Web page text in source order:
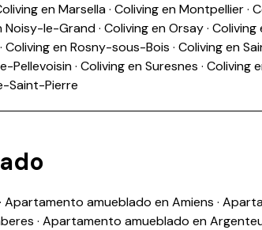
en Marsella· Coliving en Montpellier·
Noisy-le-Grand· Coliving en Orsay· Coliving
· Coliving en Rosny-sous-Bois · Coliving en
Pellevoisin· Coliving en Suresnes · Coliving
Saint-Pierre
· Apartamento amueblado en Amiens ·
· Apartamento amueblado en